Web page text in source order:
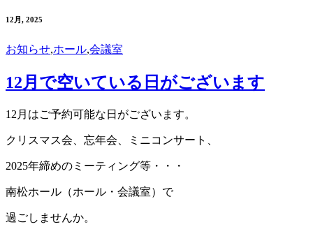
12月, 2025
お知らせ,ホール,会議室
12月で空いている日がございます
12月はご予約可能な日がございます。
クリスマス会、忘年会、ミニコンサート、
2025年締めのミーティング等・・・
南松ホール（ホール・会議室）で
過ごしませんか。